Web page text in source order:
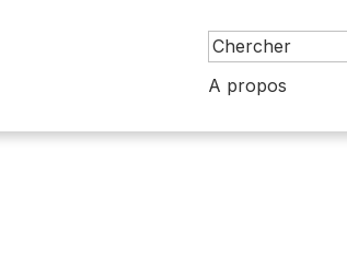
A propos